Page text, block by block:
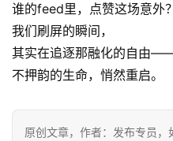
谁的feed里，点赞这场意外？
我们刷屏的瞬间，
其实在追逐那融化的自由
不押韵的生命，悄然重启。
原创文章，作者：发布专员，